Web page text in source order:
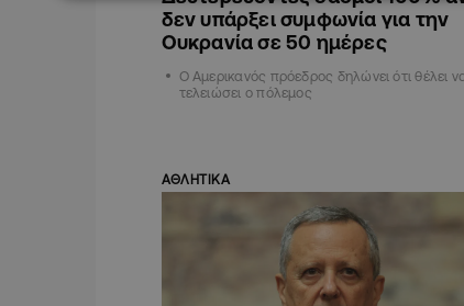
δεν υπάρξει συμφωνία για την
Ουκρανία σε 50 ημέρες
Ο Αμερικανός πρόεδρος δηλώνει ότι θέλει
τελειώσει ο πόλεμος
ΑΘΛΗΤΙΚΑ